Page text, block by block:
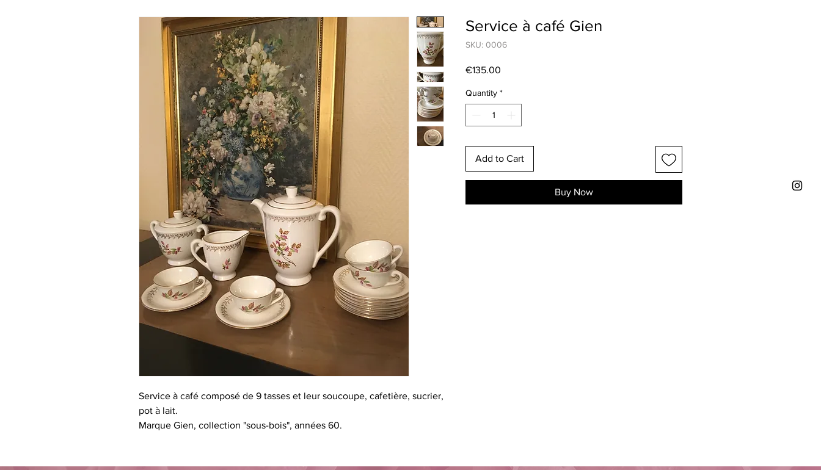
Service à café composé de 9 tasses et leur soucoupe, cafetière, sucrier,
pot à lait.
Marque Gien, collection "sous-bois", années 60.
Service à café Gien
SKU: 0006
€135.00
Quantity *
Add to Cart
Buy Now